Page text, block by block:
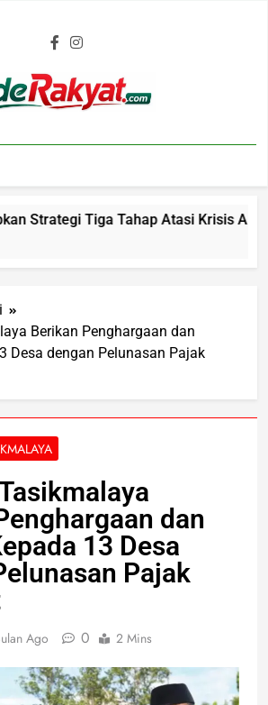
Tiga Tahap Atasi Krisis Air
Berikan Penghargaan dan
Desa dengan Pelunasan Pajak
dan
13 Desa
Pajak
Ago 0 2 Mins